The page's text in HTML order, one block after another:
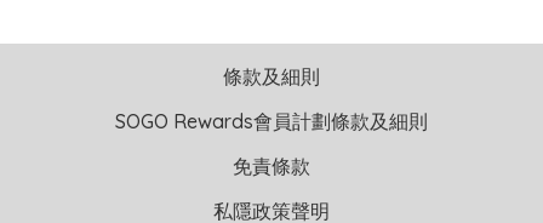
條款及細則
SOGO Rewards會員計劃條款及細則
免責條款
私隱政策聲明